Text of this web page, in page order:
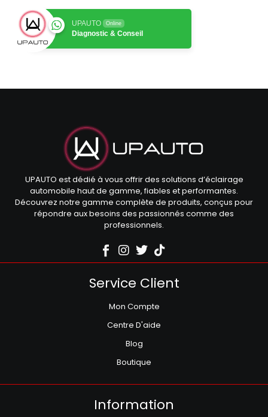
UPAUTO Online
Diagnostic & Conseil
UPAUTO est dédié à vous offrir des solutions d’éclairage
automobile haut de gamme, fiables et performantes.
Découvrez notre gamme complète de produits, conçus pour
répondre aux besoins des passionnés comme des
professionnels.
Service Client
Mon Compte
Centre D'aide
Blog
Boutique
Information